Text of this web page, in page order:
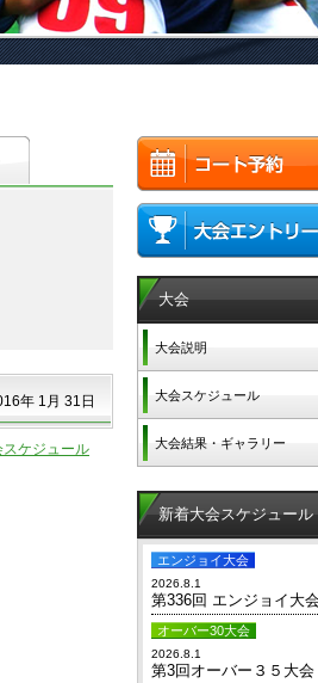
年 1月 31日
ケジュール
大会
大会説明
大会スケジュール
大会結果・ギャラリー
新着大会スケジュール
エンジョイ大会
2026.8.1
第336回 エンジョイ大
オーバー30大会
2026.8.1
第3回オーバー３５大会